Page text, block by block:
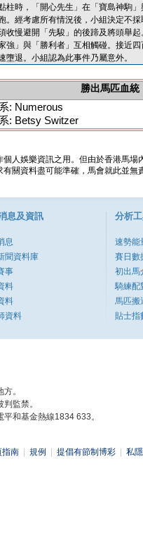
柱時，「開心先生」在「寶島神駒
。經考慮所有情況後，小組決定不
收慢避開「先駿」的後蹄及將頭舉
強」與「勝利者」互相觸碰。接近
退。小組認為此事件乃屬意外。
勝出馬匹血統
: Numerous
: Betsy Switzer
人娛樂資訊之用。但由於香港馬
關資料盡可能準確，馬會就此並
息及資訊
息
聞資料庫
事
料
料
資料
分析
速勢能
賽日數
初出馬
騎練配
馬匹搬
貼士指
。
監禁。
和基金熱線1834 633。
指南 規例 提倡有節制博彩 私